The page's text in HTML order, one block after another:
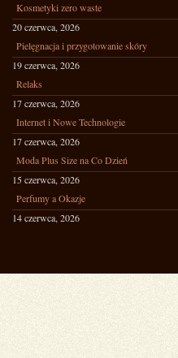
Kosmetyki zero waste
20 czerwca, 2026
Pielęgnacja i przygotowanie skóry
19 czerwca, 2026
Relaks
17 czerwca, 2026
Internet i Nowe Technologie
17 czerwca, 2026
Moda Plus Size na Co Dzień
15 czerwca, 2026
Perfumy a Okazje
14 czerwca, 2026